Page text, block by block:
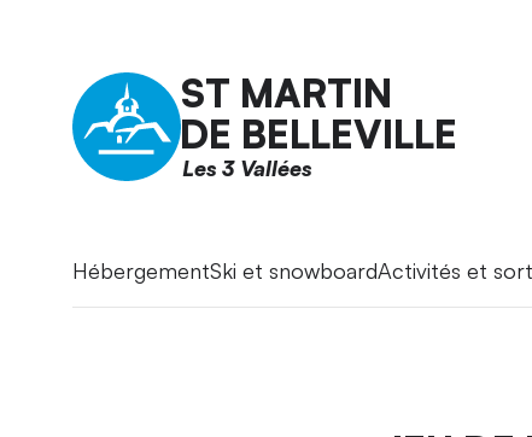
ST MARTIN
DE BELLEVILLE
Les 3 Vallées
HébergementSki et snowboardActivités et